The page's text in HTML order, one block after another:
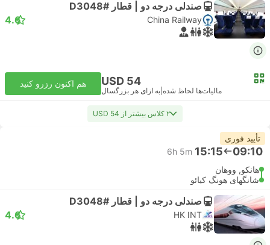
صندلی درجه دو | قطار #D3048
China Railway
4.6
USD 54
مالیات‌ها لحاظ شده به ازای هر بزرگسال
هم اکنون رزرو کنید
۲ کلاس بیشتر از USD 54
تأیید فوری
09:10
15:15
6h 5m
هانکو, ووهان
شانگهای هونگ کیائو
صندلی درجه دو | قطار #D3048
HK INT
4.6